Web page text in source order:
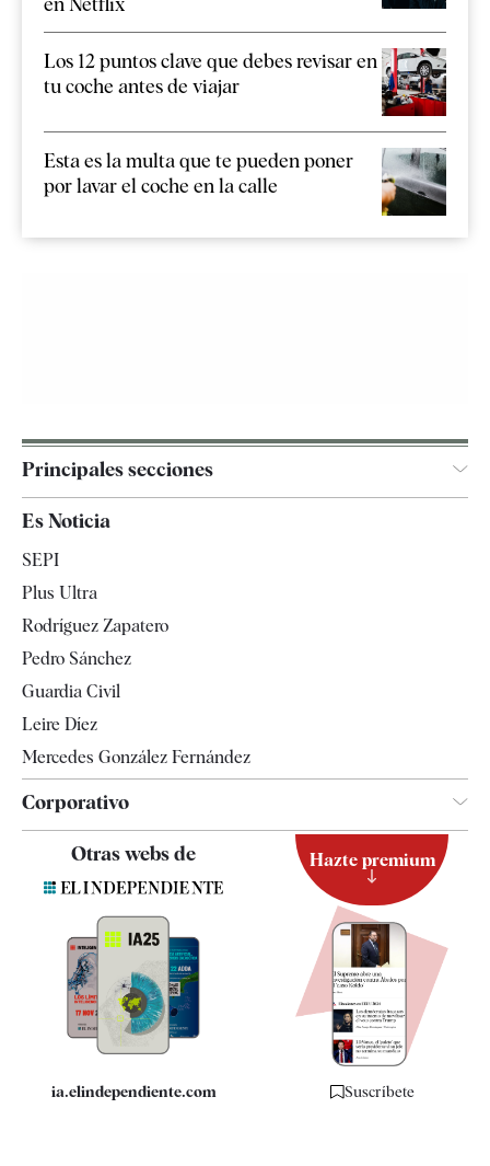
Los 12 puntos clave que debes revisar en
tu coche antes de viajar
Esta es la multa que te pueden poner
por lavar el coche en la calle
Principales secciones
Televisión
Es Noticia
SEPI
Plus Ultra
Rodríguez Zapatero
Pedro Sánchez
Guardia Civil
Leire Díez
Mercedes González Fernández
Corporativo
Quiénes somos
Especificaciones
Otras webs de
ia.elindependiente.com
Hazte premium
Suscríbete